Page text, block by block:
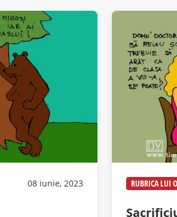
08 iunie, 2023 RUBRICA LUI